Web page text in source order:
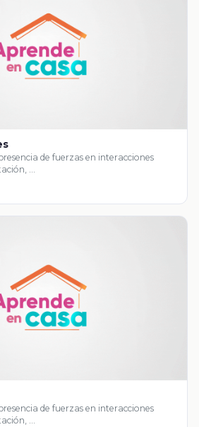
de fuerzas en interacciones
…
de fuerzas en interacciones
…